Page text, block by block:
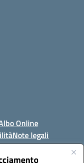
Online
Note legali